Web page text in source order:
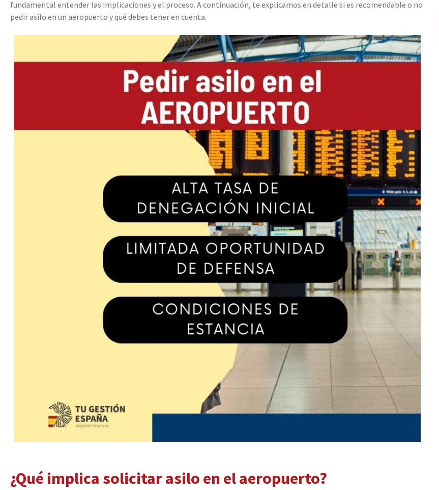
fundamental entender las implicaciones y el proceso. A continuación, te explicamos en detalle si es recomendable o no
pedir asilo en un aeropuerto y qué debes tener en cuenta.
¿Qué implica solicitar asilo en el aeropuerto?